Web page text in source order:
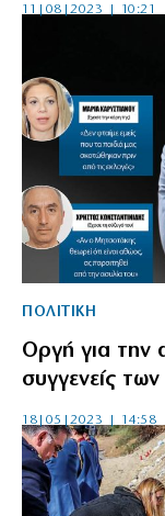
11|08|2023 | 10:21
ΠΟΛΙΤΙΚΗ
Οργή για την
συγγενείς
18|05|2023 | 14:58